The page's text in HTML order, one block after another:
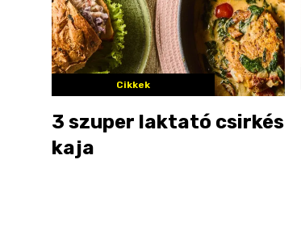
Cikkek
3 szuper laktató csirkés
kaja